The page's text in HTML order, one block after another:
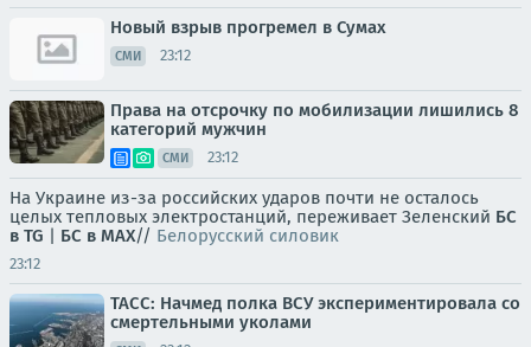
Новый взрыв прогремел в Сумах
СМИ 23:12
Права на отсрочку по мобилизации лишились 8
категорий мужчин
СМИ 23:12
На Украине из-за российских ударов почти не осталось
целых тепловых электростанций, переживает Зеленский БС
в TG | БС в МАХ// Белорусский силовик
23:12
ТАСС: Начмед полка ВСУ экспериментировала со
смертельными уколами